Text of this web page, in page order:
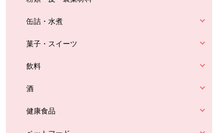
缶詰・水煮
菓子・スイーツ
飲料
酒
健康食品